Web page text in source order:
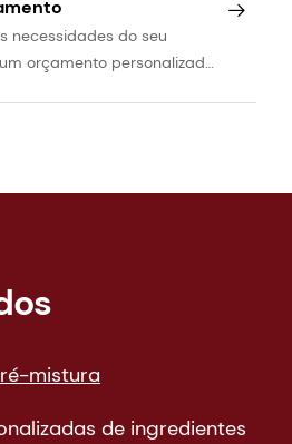
necessidades do seu
orçamento personalizado
mistura
de ingredientes